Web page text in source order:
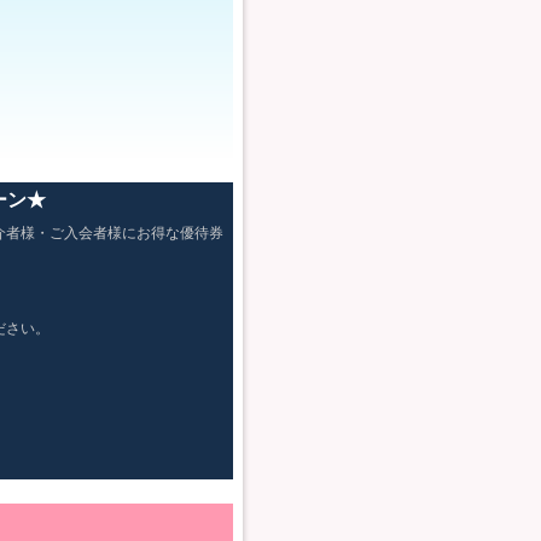
ン★
様・ご入会者様にお得な優待券
い。